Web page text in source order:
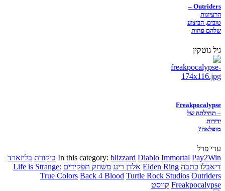
Outriders –
הרעיונות
טובים, הביצוע
שלהם פחות
גיל גוטקין
Freakpocalypse
– תחילתה של
ידידות
מופלאה?
עדי פרל
In this category: blizzard Diablo Immortal Pay2Win ביקורת בליזארד
דיאבלו כתבה Elden Ring אלדן רינג משחק תפקידים Life is Strange:
True Colors Back 4 Blood Turtle Rock Studios Outriders
Freakpocalypse קווסט